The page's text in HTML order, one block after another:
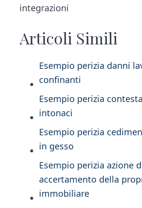
integrazioni
Articoli Simili
Esempio perizia danni
confinanti​
Esempio perizia
intonaci​
Esempio perizia
in gesso
Esempio perizia azione
accertamento della
immobiliare​